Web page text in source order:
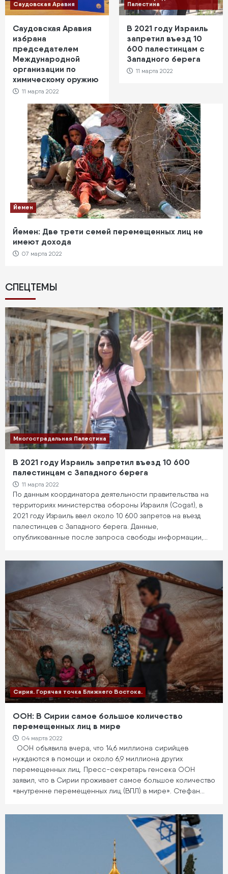
Саудовская Аравия
Саудовская Аравия
избрана
председателем
Международной
организации по
химическому оружию
11 марта 2022
Палестина
В 2021 году Израиль
запретил въезд 10
600 палестинцам с
Западного берега
11 марта 2022
Йемен
Йемен: Две трети семей перемещенных лиц не
имеют дохода
07 марта 2022
СПЕЦТЕМЫ
Многострадальная Палестина
В 2021 году Израиль запретил въезд 10 600
палестинцам с Западного берега
11 марта 2022
По данным координатора деятельности правительства на
территориях министерства обороны Израиля (Cogat), в
2021 году Израиль ввел около 10 600 запретов на въезд
палестинцев с Западного берега. Данные,
опубликованные после запроса свободы информации,…
Сирия. Горячая точка Ближнего Востока.
ООН: В Сирии самое большое количество
перемещенных лиц в мире
04 марта 2022
ООН объявила вчера, что 14,6 миллиона сирийцев
нуждаются в помощи и около 6,9 миллиона других
перемещенных лиц. Пресс-секретарь генсека ООН
заявил, что в Сирии проживает самое большое количество
«внутренне перемещенных лиц (ВПЛ) в мире». Стефан…